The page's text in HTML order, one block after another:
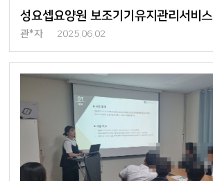
성요셉요양원 보조기기유지관리서비스
관*자 2025.06.02